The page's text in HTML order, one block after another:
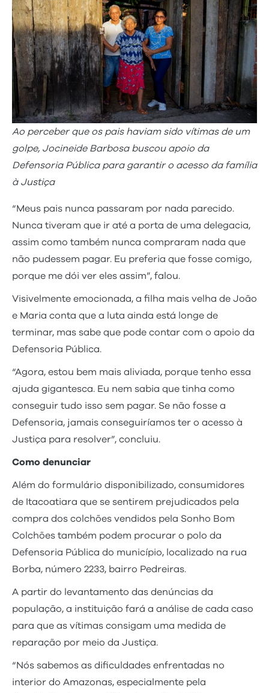
Ao perceber que os pais haviam sido vítimas de um
golpe, Jocineide Barbosa buscou apoio da
Defensoria Pública para garantir o acesso da família
à Justiça
“Meus pais nunca passaram por nada parecido.
Nunca tiveram que ir até a porta de uma delegacia,
assim como também nunca compraram nada que
não pudessem pagar. Eu preferia que fosse comigo,
porque me dói ver eles assim”, falou.
Visivelmente emocionada, a filha mais velha de João
e Maria conta que a luta ainda está longe de
terminar, mas sabe que pode contar com o apoio da
Defensoria Pública.
“Agora, estou bem mais aliviada, porque tenho essa
ajuda gigantesca. Eu nem sabia que tinha como
conseguir tudo isso sem pagar. Se não fosse a
Defensoria, jamais conseguiríamos ter o acesso à
Justiça para resolver”, concluiu.
Como denunciar
Além do formulário disponibilizado, consumidores
de Itacoatiara que se sentirem prejudicados pela
compra dos colchões vendidos pela Sonho Bom
Colchões também podem procurar o polo da
Defensoria Pública do município, localizado na rua
Borba, número 2233, bairro Pedreiras.
A partir do levantamento das denúncias da
população, a instituição fará a análise de cada caso
para que as vítimas consigam uma medida de
reparação por meio da Justiça.
“Nós sabemos as dificuldades enfrentadas no
interior do Amazonas, especialmente pela